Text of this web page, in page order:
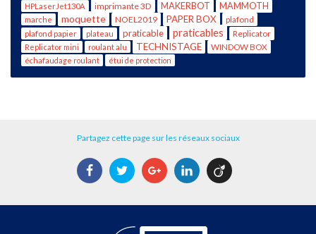
HPLaserJet130A
imprimante 3D MAKERBOT MAMMOTH
marche moquette NOEL2019 PAPER BOX plafond
plafond papier plateau praticable praticables Replicator
Replicator mini roulant alu TECHNISTAGE WINDOW BOX
échafaudage roulant étui de protection
Partagez cette page sur les réseaux sociaux
FacebookTwitter Google+LinkedIn